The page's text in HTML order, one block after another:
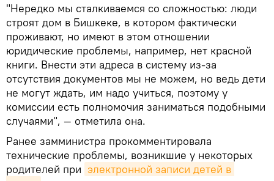
"Нередко мы сталкиваемся со сложностью: люди
строят дом в Бишкеке, в котором фактически
проживают, но имеют в этом отношении
юридические проблемы, например, нет красной
книги. Внести эти адреса в систему из-за
отсутствия документов мы не можем, но ведь дети
не могут ждать, им надо учиться, поэтому у
комиссии есть полномочия заниматься подобными
случаями", — отметила она.
Ранее замминистра прокомментировала
технические проблемы, возникшие у некоторых
родителей при электронной записи детей в